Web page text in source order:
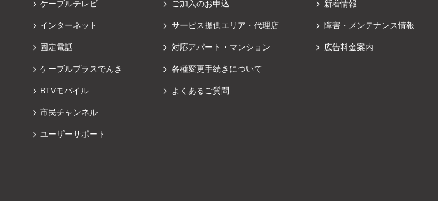
ケーブルテレビ
インターネット
固定電話
ケーブルプラスでんき
BTVモバイル
市民チャンネル
ユーザーサポート
ご加入のお申込
サービス提供エリア・代理店
対応アパート・マンション
各種変更手続きについて
よくあるご質問
新着情報
障害・メンテナンス情報
広告料金案内